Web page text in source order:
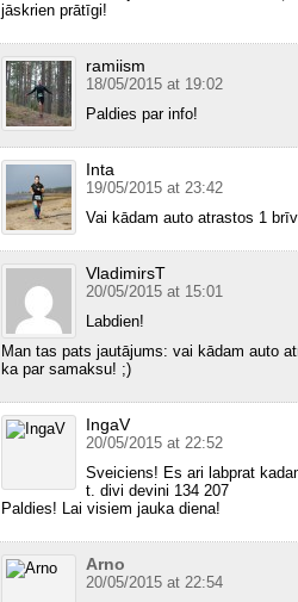
jāskrien prātīgi!
ramiism
18/05/2015 at 19:02
Paldies par info!
Inta
19/05/2015 at 23:42
Vai kādam auto atrastos 1
VladimirsT
20/05/2015 at 15:01
Labdien!
Man tas pats jautājums: vai kādam auto
ka par samaksu! ;)
IngaV
20/05/2015 at 22:52
Sveiciens! Es ari labprat
t. divi devini 134 207
Paldies! Lai visiem jauka diena!
Arno
20/05/2015 at 22:54